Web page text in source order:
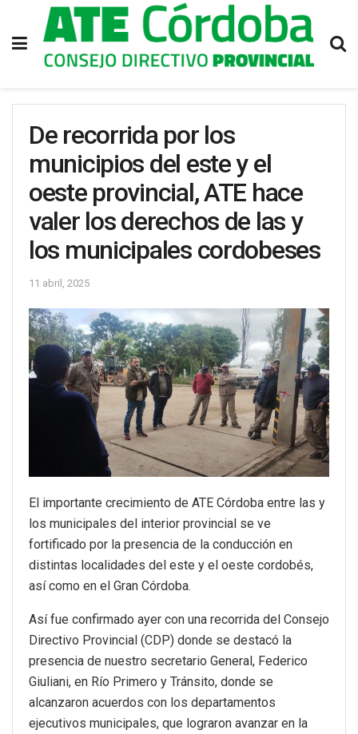
De recorrida por los
municipios del este y el
oeste provincial, ATE hace
valer los derechos de las y
los municipales cordobeses
11 abril, 2025
El importante crecimiento de ATE Córdoba entre las y
los municipales del interior provincial se ve
fortificado por la presencia de la conducción en
distintas localidades del este y el oeste cordobés,
así como en el Gran Córdoba.
Así fue confirmado ayer con una recorrida del Consejo
Directivo Provincial (CDP) donde se destacó la
presencia de nuestro secretario General, Federico
Giuliani, en Río Primero y Tránsito, donde se
alcanzaron acuerdos con los departamentos
ejecutivos municipales, que lograron avanzar en la